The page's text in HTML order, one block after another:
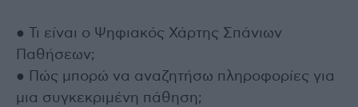
● Τι είναι ο Ψηφιακός Χάρτης Σπάνιων
Παθήσεων;
● Πώς μπορώ να αναζητήσω πληροφορίες για
μια συγκεκριμένη πάθηση;